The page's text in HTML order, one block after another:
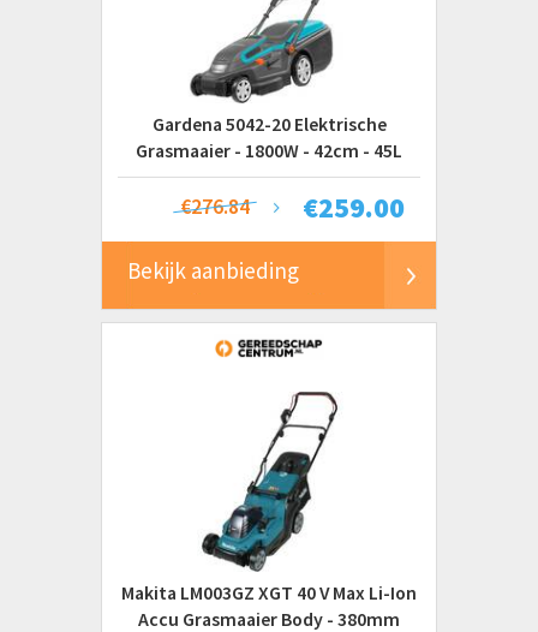
Gardena 5042-20 Elektrische
Grasmaaier - 1800W - 42cm - 45L
€259.00
€276.84
Bekijk aanbieding
Makita LM003GZ XGT 40 V Max Li-Ion
Accu Grasmaaier Body - 380mm